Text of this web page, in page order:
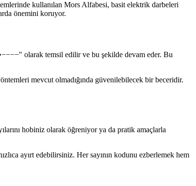
kullanılan Mors Alfabesi, basit elektrik darbeleri
önemini koruyor.
olarak temsil edilir ve bu şekilde devam eder. Bu
mevcut olmadığında güvenilebilecek bir beceridir.
hobiniz olarak öğreniyor ya da pratik amaçlarla
ayırt edebilirsiniz. Her sayının kodunu ezberlemek hem